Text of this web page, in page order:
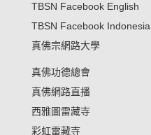
TBSN Facebook English
TBSN Facebook Indonesia
真佛宗網路大學
真佛功德總會
真佛網路直播
西雅圖雷藏寺
彩虹雷藏寺